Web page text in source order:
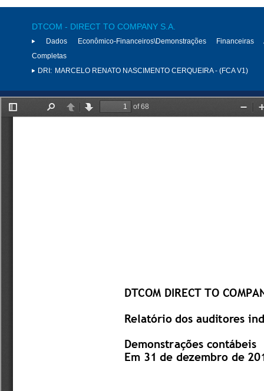
DTCOM - DIRECT TO COMPANY S.A.
Dados Econômico-Financeiros\Demonstrações Financeiras
Completas
DRI: MARCELO RENATO NASCIMENTO CERQUEIRA - (FCA V1)